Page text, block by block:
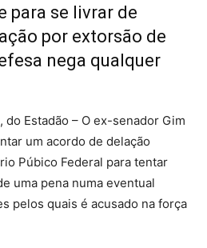
para se livrar de
por extorsão de
nega qualquer
do Estadão – O ex-senador Gim
um acordo de delação
Púbico Federal para tentar
uma pena numa eventual
pelos quais é acusado na força